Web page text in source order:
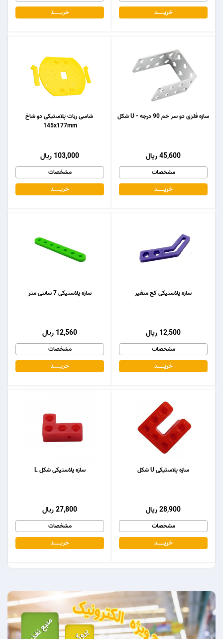
خریـــــــد خریـــــــد
شاسی ربات پلاستیکی دو شاخ
145x177mm
103,000 ریال
مشخصات
خریـــــــد
سازه فلزی دو سر خم 90 درجه - U شکل
45,600 ریال
مشخصات
خریـــــــد
سازه پلاستیکی 7 سانتی متر
12,560 ریال
مشخصات
خریـــــــد
سازه پلاستیکی کج متغیر
12,500 ریال
مشخصات
خریـــــــد
سازه پلاستیکی شکل L
27,800 ریال
مشخصات
خریـــــــد
سازه پلاستیکی U شکل
28,900 ریال
مشخصات
خریـــــــد